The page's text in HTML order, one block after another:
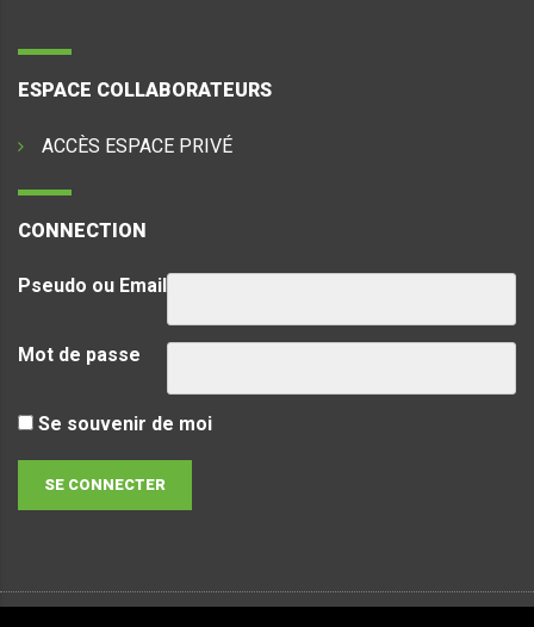
ESPACE COLLABORATEURS
ACCÈS ESPACE PRIVÉ
CONNECTION
Pseudo ou Email
Mot de passe
Se souvenir de moi